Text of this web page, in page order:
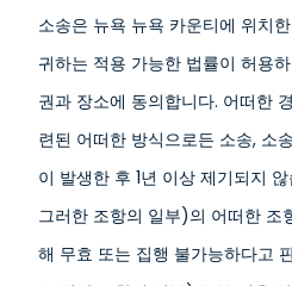
소송은 뉴욕 뉴욕 카운티에 위치
귀하는 적용 가능한 법률이 허용
권과 장소에 동의합니다. 어떠한
련된 어떠한 방식으로든 소송, 소
이 발생한 후 1년 이상 제기되지
그러한 조항의 일부)의 어떠한 조
해 무효 또는 집행 불가능하다고